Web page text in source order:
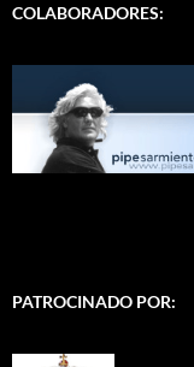
COLABORADORES:
PATROCINADO POR: